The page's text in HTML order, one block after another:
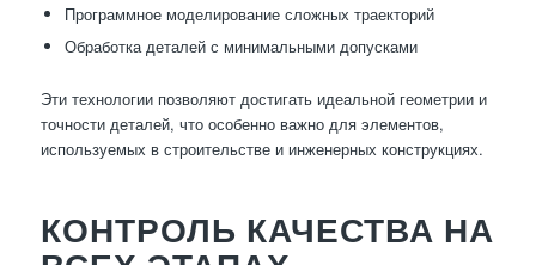
Программное моделирование сложных траекторий
Обработка деталей с минимальными допусками
Эти технологии позволяют достигать идеальной геометрии и
точности деталей, что особенно важно для элементов,
используемых в строительстве и инженерных конструкциях.
КОНТРОЛЬ КАЧЕСТВА НА